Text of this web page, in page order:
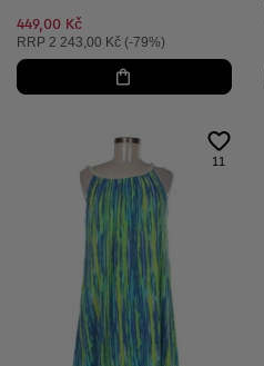
449,00 Kč
Doporučená cena:
RRP 2 243,00 Kč (-79%)
11